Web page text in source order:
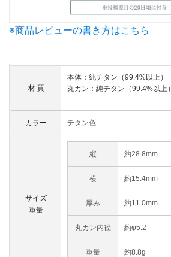
※商品レビューの書き方はこちら
材 質
本体：純チタン（99.4%以上）
丸カン：純チタン（99.4%以上）
カラー チタン色
サイズ
重量
縦 約28.8mm
横 約15.4mm
厚み 約11.0mm
丸カン内径 約φ5.2
重量 約8.8g